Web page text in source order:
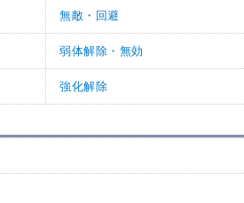
無敵・回避
弱体解除・無効
強化解除